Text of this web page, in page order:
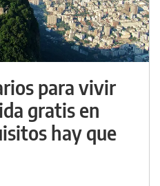
para vivir
gratis en
hay que